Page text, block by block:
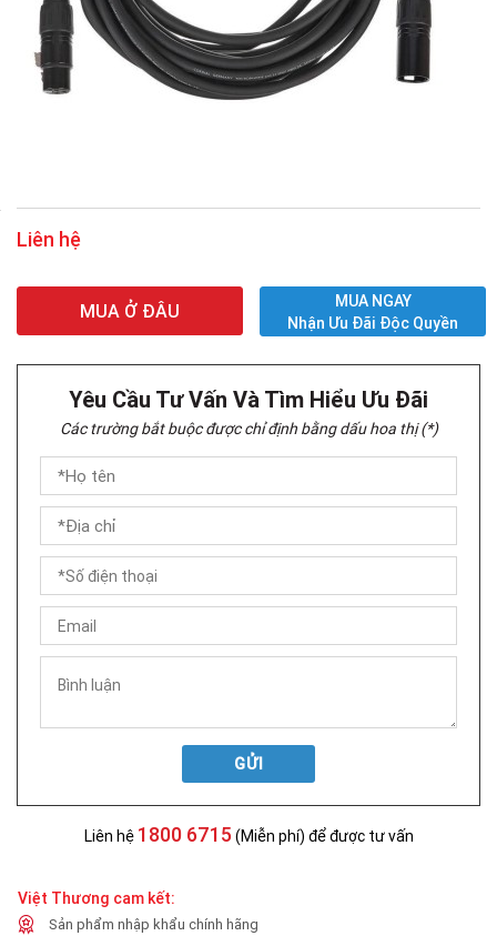
Liên hệ
MUA Ở ĐÂU
MUA NGAY
Nhận Ưu Đãi Độc Quyền
Yêu Cầu Tư Vấn Và Tìm Hiểu Ưu Đãi
Các trường bắt buộc được chỉ định bằng dấu hoa thị (*)
GỬI
Liên hệ 1800 6715 (Miễn phí) để được tư vấn
Việt Thương cam kết:
Sản phẩm nhập khẩu chính hãng